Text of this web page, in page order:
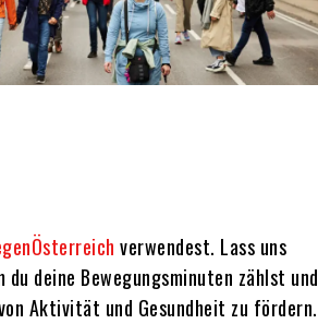
verwendest. Lass uns
deine Bewegungsminuten zählst und
Aktivität und Gesundheit zu fördern.